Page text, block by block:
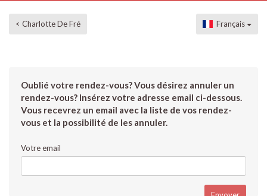
< Charlotte De Fré Français
Oublié votre rendez-vous? Vous désirez annuler un
rendez-vous? Insérez votre adresse email ci-dessous.
Vous recevrez un email avec la liste de vos rendez-
vous et la possibilité de les annuler.
Votre email